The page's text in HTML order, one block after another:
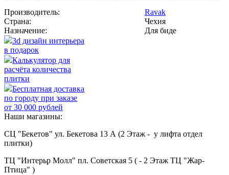
Производитель:
Ravak
Страна:
Чехия
Назначение:
Для биде
3d дизайн интерьера
в подарок
Калькулятор для
расчёта количества
плитки
Бесплатная доставка
по городу при заказе
от 30 000 рублей
Наши магазины:
СЦ "Бекетов" ул. Бекетова 13 А (2 Этаж - у лифта отдел
плитки)
ТЦ "Интерьр Молл" пл. Советская 5 ( - 2 Этаж ТЦ "Жар-
Птица" )